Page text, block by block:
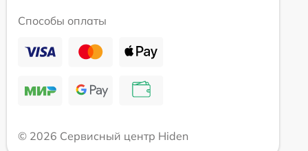
Способы оплаты
© 2026 Сервисный центр Hiden